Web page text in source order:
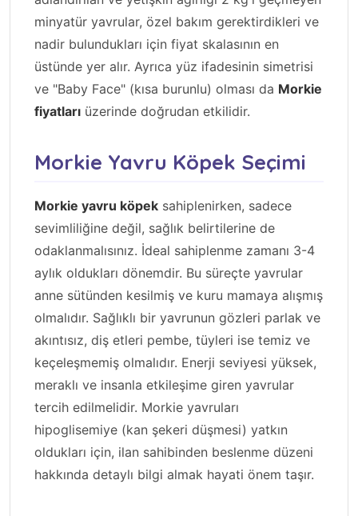
minyatür yavrular, özel bakım gerektirdikleri ve
nadir bulundukları için fiyat skalasının en
üstünde yer alır. Ayrıca yüz ifadesinin simetrisi
ve "Baby Face" (kısa burunlu) olması da Morkie
fiyatları üzerinde doğrudan etkilidir.
Morkie Yavru Köpek Seçimi
Morkie yavru köpek sahiplenirken, sadece
sevimliliğine değil, sağlık belirtilerine de
odaklanmalısınız. İdeal sahiplenme zamanı 3-4
aylık oldukları dönemdir. Bu süreçte yavrular
anne sütünden kesilmiş ve kuru mamaya alışmış
olmalıdır. Sağlıklı bir yavrunun gözleri parlak ve
akıntısız, diş etleri pembe, tüyleri ise temiz ve
keçeleşmemiş olmalıdır. Enerji seviyesi yüksek,
meraklı ve insanla etkileşime giren yavrular
tercih edilmelidir. Morkie yavruları
hipoglisemiye (kan şekeri düşmesi) yatkın
oldukları için, ilan sahibinden beslenme düzeni
hakkında detaylı bilgi almak hayati önem taşır.